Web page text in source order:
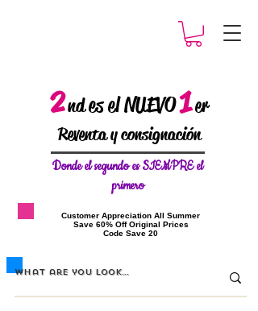
2ndes el NUEVO1er
Reventa y consignación
Donde elsegundo es SIEMPRE el
primero
​Customer Appreciation All Summer
​Save 60% Off Original Prices
​Code Save 20